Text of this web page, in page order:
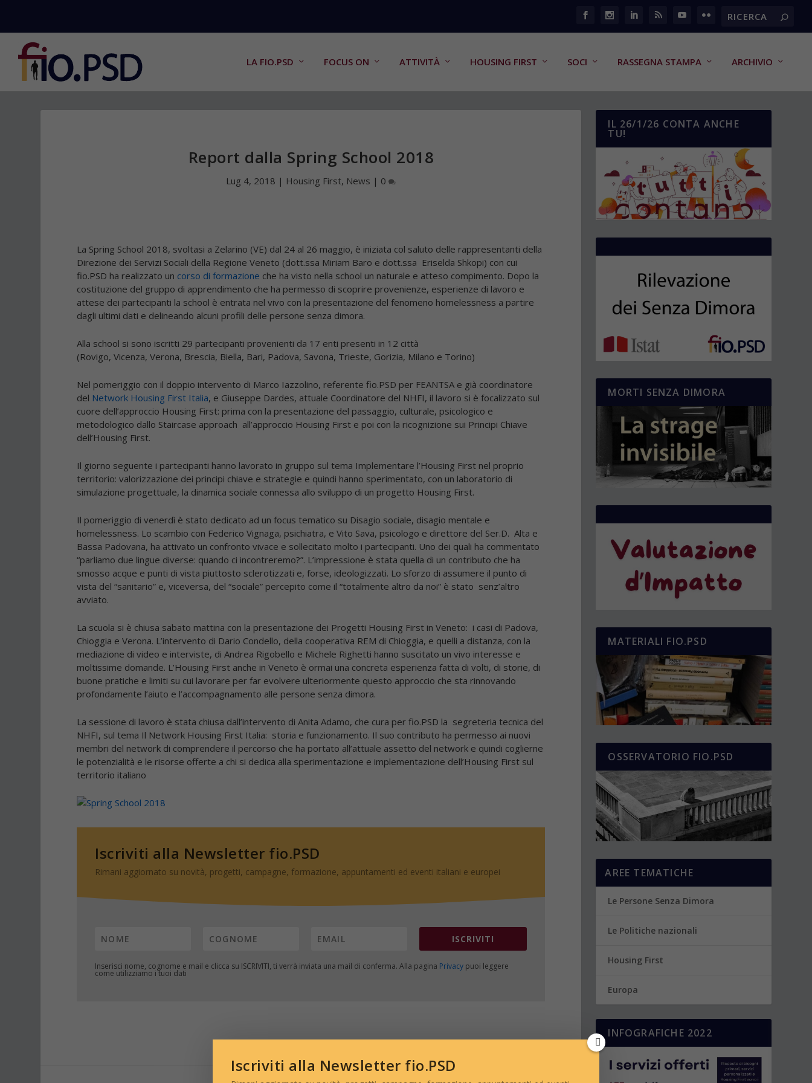
LA FIO.PSD FOCUS ON ATTIVITÀ HOUSING FIRST SOCI RASSEGNA STAMPA ARCHIVIO
Report dalla Spring School 2018
Lug 4, 2018 | Housing First, News | 0
La Spring School 2018, svoltasi a Zelarino (VE) dal 24 al 26 maggio, è iniziata col saluto delle rappresentanti della
Direzione dei Servizi Sociali della Regione Veneto (dott.ssa Miriam Baro e dott.ssa Eriselda Shkopi) con cui
fio.PSD ha realizzato un corso di formazione che ha visto nella school un naturale e atteso compimento. Dopo la
costituzione del gruppo di apprendimento che ha permesso di scoprire provenienze, esperienze di lavoro e
attese dei partecipanti la school è entrata nel vivo con la presentazione del fenomeno homelessness a partire
dagli ultimi dati e delineando alcuni profili delle persone senza dimora.
Alla school si sono iscritti 29 partecipanti provenienti da 17 enti presenti in 12 città
(Rovigo, Vicenza, Verona, Brescia, Biella, Bari, Padova, Savona, Trieste, Gorizia, Milano e Torino)
Nel pomeriggio con il doppio intervento di Marco Iazzolino, referente fio.PSD per FEANTSA e già coordinatore
del Network Housing First Italia, e Giuseppe Dardes, attuale Coordinatore del NHFI, il lavoro si è focalizzato sul
cuore dell’approccio Housing First: prima con la presentazione del passaggio, culturale, psicologico e
metodologico dallo Staircase approach all’approccio Housing First e poi con la ricognizione sui Principi Chiave
dell’Housing First.
Il giorno seguente i partecipanti hanno lavorato in gruppo sul tema Implementare l’Housing First nel proprio
territorio: valorizzazione dei principi chiave e strategie e quindi hanno sperimentato, con un laboratorio di
simulazione progettuale, la dinamica sociale connessa allo sviluppo di un progetto Housing First.
Il pomeriggio di venerdì è stato dedicato ad un focus tematico su Disagio sociale, disagio mentale e
homelessness. Lo scambio con Federico Vignaga, psichiatra, eVito Sava, psicologo e direttore del Ser.D. Alta e
Bassa Padovana, ha attivato un confronto vivace e sollecitato molto i partecipanti. Uno dei quali ha commentato
“parliamo due lingue diverse: quando ci incontreremo?”. L’impressione è stata quella di un contributo che ha
smosso acque e punti di vista piuttosto sclerotizzati e, forse, ideologizzati. Lo sforzo di assumere il punto di
vista del “sanitario” e, viceversa, del “sociale” percepito come il “totalmente altro da noi” è stato senz’altro
avviato.
La scuola si è chiusa sabato mattina con la presentazione dei Progetti Housing First in Veneto: i casi di Padova,
Chioggia e Verona. L’intervento di Dario Condello, della cooperativa REM di Chioggia, e quelli a distanza, con la
mediazione di video e interviste, diAndrea Rigobello e Michele Righetti hanno suscitato un vivo interesse e
moltissime domande. L’Housing First anche in Veneto è ormai una concreta esperienza fatta di volti, di storie, di
buone pratiche e limiti su cui lavorare per far evolvere ulteriormente questo approccio che sta rinnovando
profondamente l’aiuto e l’accompagnamento alle persone senza dimora.
La sessione di lavoro è stata chiusa dall’intervento diAnita Adamo, che cura per fio.PSD la segreteria tecnica del
NHFI, sul tema Il Network Housing First Italia: storia e funzionamento. Il suo contributo ha permesso ai nuovi
membri del network di comprendere il percorso che ha portato all’attuale assetto del network e quindi coglierne
le potenzialità e le risorse offerte a chi si dedica alla sperimentazione e implementazione dell’Housing First sul
territorio italiano
Iscriviti alla Newsletter fio.PSD
Rimani aggiornato su novità, progetti, campagne, formazione, appuntamenti ed eventi italiani e europei
ISCRIVITI
Inserisci nome, cognome e mail e clicca su ISCRIVITI, ti verrà inviata una mail di conferma. Alla pagina Privacy puoi leggere
come utilizziamo i tuoi dati
IL 26/1/26 CONTA ANCHE
TU!
MORTI SENZA DIMORA
MATERIALI FIO.PSD
OSSERVATORIO FIO.PSD
AREE TEMATICHE
Le Persone Senza Dimora
Le Politiche nazionali
Housing First
Europa
INFOGRAFICHE 2022
Iscriviti alla Newsletter fio.PSD